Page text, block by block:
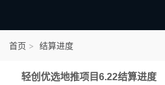
首页 结算进度
轻创优选地推项目6.22结算进度